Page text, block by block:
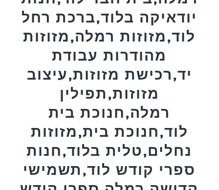
יודאיקה בלוד,ברכת רחל
לוד,מזוזות רמלה,מזוזות
מהודרות עבודת
יד,רכישת מזוזות,עיצוב
מזוזות,תפילין
רמלה,חנוכת בית
לוד,חנוכת בית,מזוזות
נחלים,טלית בלוד,חנות
ספרי קודש לוד,תשמישי